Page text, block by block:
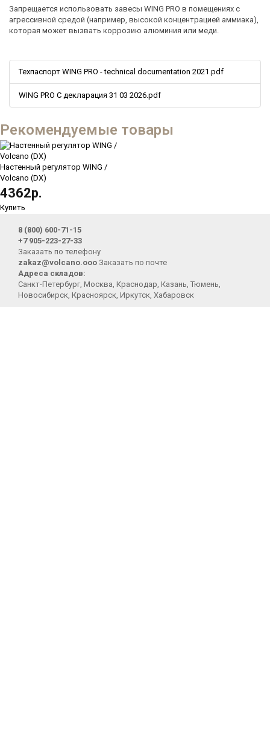
Запрещается использовать завесы WING PRO в помещениях с
агрессивной средой (например, высокой концентрацией аммиака),
которая может вызвать коррозию алюминия или меди.
Техпаспорт WING PRO - technical documentation 2021.pdf
WING PRO C декларация 31 03 2026.pdf
Рекомендуемые товары
Настенный регулятор WING /
Volcano (DX)
4362р.
Купить
8 (800) 600-71-15
+7 905-223-27-33
Заказать по телефону
zakaz@volcano.ooo Заказать по почте
Адреса складов:
Санкт-Петербург, Москва, Краснодар, Казань, Тюмень,
Новосибирск, Красноярск, Иркутск, Хабаровск